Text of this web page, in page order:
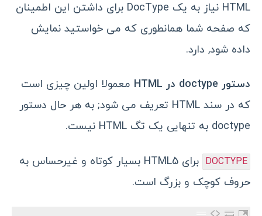
HTML نیاز به یک DocType برای داشتن این اطمینان
که صفحه شما همانطوری که می خواستید نمایش
داده شود, دارد.
دستور doctype در HTML
معمولا اولین چیزی است
که در سند HTML تعریف می شود; به هر حال دستور
doctype به تنهایی یک تگ HTML نیست.
DOCTYPE
برای HTML5 بسیار کوتاه و غیرحساس به
حروف کوچک و بزرگ است.